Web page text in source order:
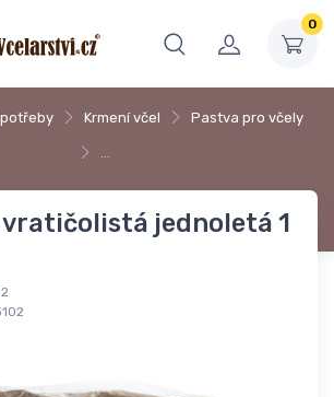
0
Krmení včel Pastva pro včely
…
vratičolistá jednoletá 1